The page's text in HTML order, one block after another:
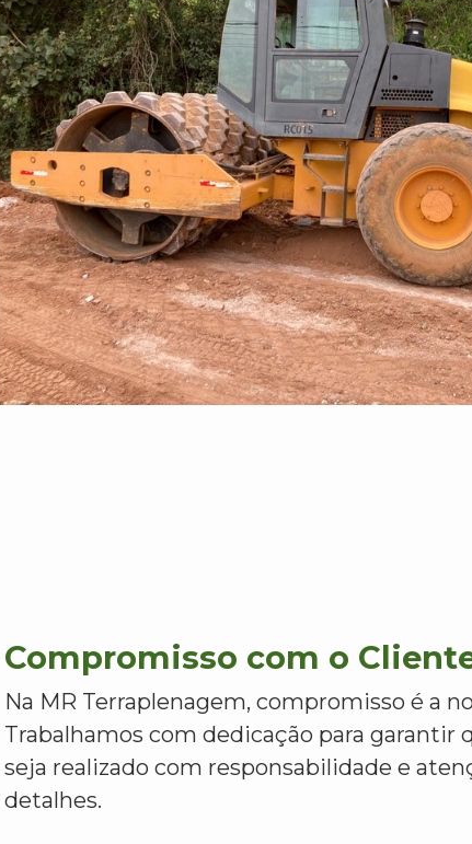
Compromisso com o
Na MR Terraplenagem, compromisso é a
Trabalhamos com dedicação para garantir
seja realizado com responsabilidade e
detalhes.